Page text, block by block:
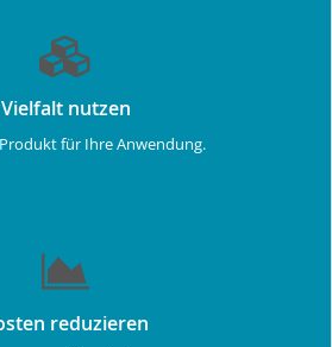
Vielfalt nutzen
für Ihre Anwendung.
reduzieren